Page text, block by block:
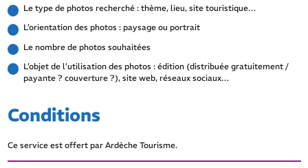
Le type de photos recherché : thème, lieu, site touristique…
L’orientation des photos : paysage ou portrait
Le nombre de photos souhaitées
L’objet de l’utilisation des photos : édition (distribuée gratuitement /
payante ? couverture ?), site web, réseaux sociaux…
Conditions
Ce service est offert par Ardèche Tourisme.